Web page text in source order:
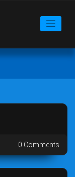
0 Comments